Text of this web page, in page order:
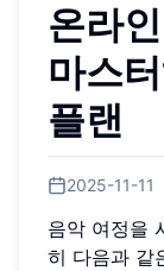
온라
마스
플랜
2025-11-11
음악 여정을
히 다음과 같